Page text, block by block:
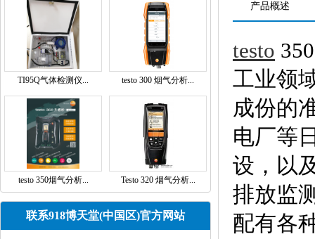
TI95Q气体检测仪... testo 300 烟气分析...
testo 350烟气分析... Testo 320 烟气分析...
联系918博天堂(中国区)官方网站
产品概述
testo
工业领
成份的
电厂等
设，以
排放监
配有各